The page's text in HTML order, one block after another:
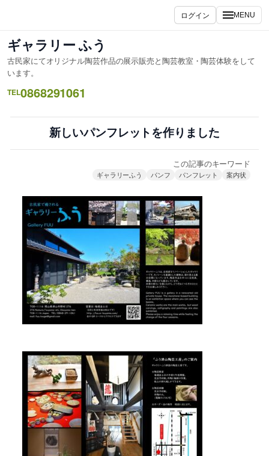
ス
キ
ッ
プ
ログイン MENU
ギャラリー ふう
古民家にてオリジナル陶芸作品の展示販売と陶芸教室・陶芸体験をして
います。
TEL0868291061
新しいパンフレットを作りました
この記事のキーワード
ギャラリーふう パンフ パンフレット 案内状